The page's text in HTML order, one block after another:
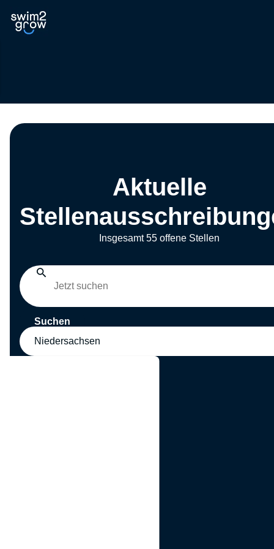
Aktuelle
Insgesamt 55 offene Stellen
Suchen
Niedersachsen